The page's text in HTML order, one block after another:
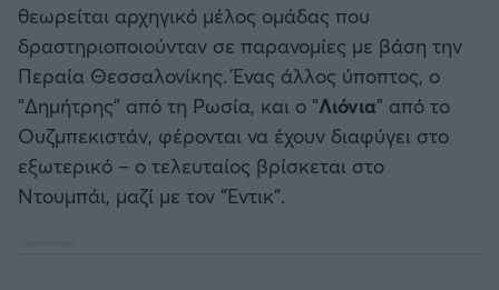
θεωρείται αρχηγικό μέλος ομάδας που
δραστηριοποιούνταν σε παρανομίες με βάση την
Περαία Θεσσαλονίκης. Ένας άλλος ύποπτος, ο
"Δημήτρης" από τη Ρωσία, και ο "Λιόνια" από το
Ουζμπεκιστάν, φέρονται να έχουν διαφύγει στο
εξωτερικό – ο τελευταίος βρίσκεται στο
Ντουμπάι, μαζί με τον "Έντικ".